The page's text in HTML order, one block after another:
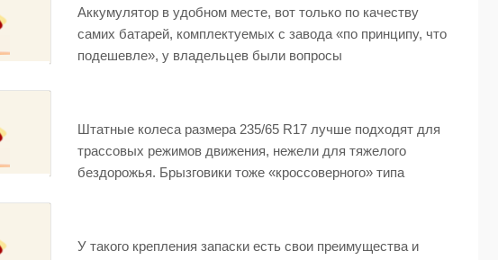
Аккумулятор в удобном месте, вот только по качеству
самих батарей, комплектуемых с завода «по принципу, что
подешевле», у владельцев были вопросы
Штатные колеса размера 235/65 R17 лучше подходят для
трассовых режимов движения, нежели для тяжелого
бездорожья. Брызговики тоже «кроссоверного» типа
У такого крепления запаски есть свои преимущества и